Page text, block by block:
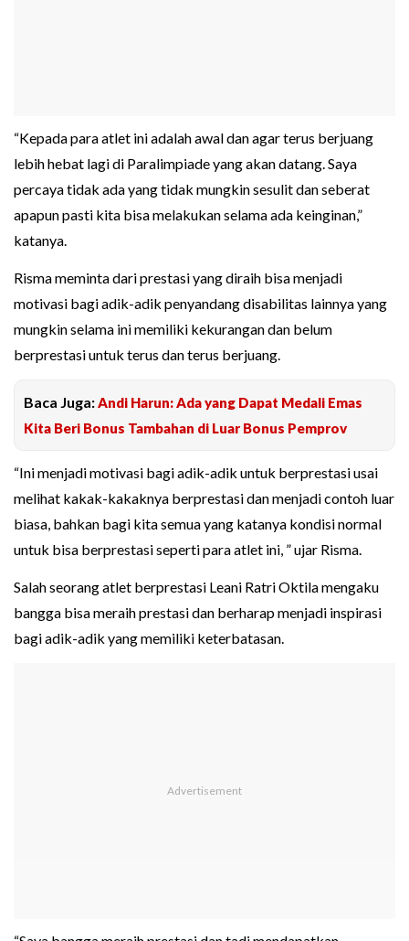
“Kepada para atlet ini adalah awal dan agar terus berjuang
lebih hebat lagi di Paralimpiade yang akan datang. Saya
percaya tidak ada yang tidak mungkin sesulit dan seberat
apapun pasti kita bisa melakukan selama ada keinginan,”
katanya.
Risma meminta dari prestasi yang diraih bisa menjadi
motivasi bagi adik-adik penyandang disabilitas lainnya yang
mungkin selama ini memiliki kekurangan dan belum
berprestasi untuk terus dan terus berjuang.
Baca Juga:Andi Harun: Ada yang Dapat Medali Emas
Kita Beri Bonus Tambahan di Luar Bonus Pemprov
“Ini menjadi motivasi bagi adik-adik untuk berprestasi usai
melihat kakak-kakaknya berprestasi dan menjadi contoh luar
biasa, bahkan bagi kita semua yang katanya kondisi normal
untuk bisa berprestasi seperti para atlet ini, ” ujar Risma.
Salah seorang atlet berprestasi Leani Ratri Oktila mengaku
bangga bisa meraih prestasi dan berharap menjadi inspirasi
bagi adik-adik yang memiliki keterbatasan.